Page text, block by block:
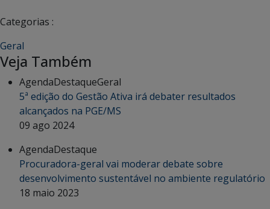
Categorias :
Geral
Veja Também
AgendaDestaqueGeral
5ª edição do Gestão Ativa irá debater resultados
alcançados na PGE/MS
09 ago 2024
AgendaDestaque
Procuradora-geral vai moderar debate sobre
desenvolvimento sustentável no ambiente regulatório
18 maio 2023